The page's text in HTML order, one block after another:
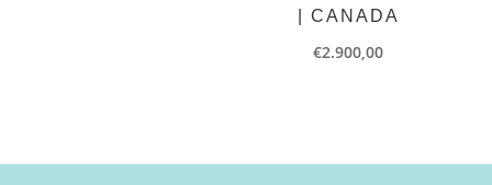
| CANADA
€2.900,00